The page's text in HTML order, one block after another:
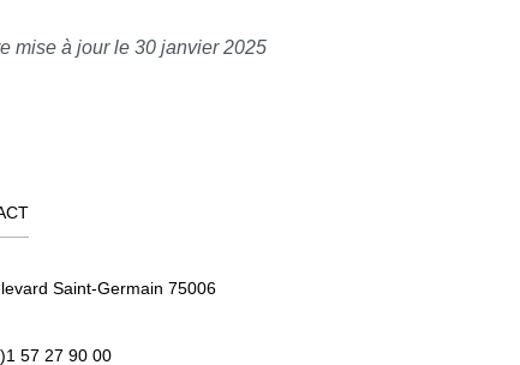
mise à jour le 30 janvier 2025
Saint-Germain 75006
57 27 90 00